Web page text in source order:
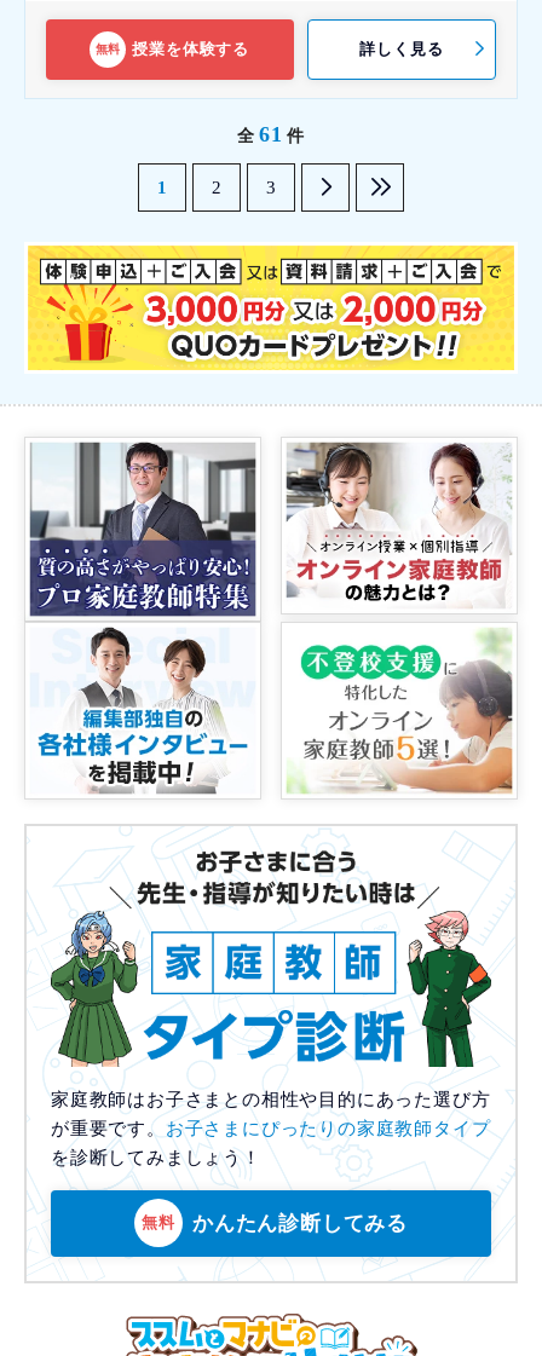
無料 授業を体験する 詳しく見る
全 61 件
1 2 3
家庭教師はお子さまとの相性や目的にあった選び方
が重要です。 お子さまにぴったりの家庭教師タイプ
を診断してみましょう！
無料 かんたん診断してみる